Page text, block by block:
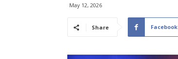
May 12, 2026
Share Facebook